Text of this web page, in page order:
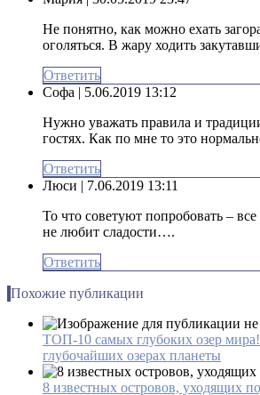
Не понятно, как можно ехать
оголяться. В жару ходить
Ответить
Софа | 5.06.2019 13:12
Нужно уважать правила и
гостях. Как по мне то это
Ответить
Люси | 7.06.2019 13:11
То что советуют попробовать – все
не любит сладости….
Ответить
Похожие публикации
ТОП-10 самых глубоких озер
глубочайших озерах планеты
8 известных островов, уходящих